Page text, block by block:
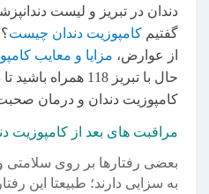
دندان در تبریز و لیست
گفتیم کامپوزیت دندان چیست
از عوارض، مزایا و معایب
حال با تبریز 118
کامپوزیت دندان و درمان
مراقبت های بعد از کامپوزیت
بعضی رفتارها بر روی سلامتی و
به سزایی دارند؛ طبیعتا این